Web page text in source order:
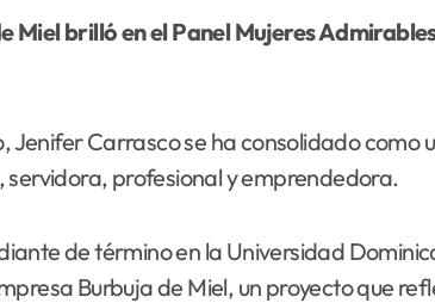
brilló en el Panel Mujeres
Jenifer Carrasco se ha consolidado
profesional y emprendedora.
de término en la Universidad
Burbuja de Miel, un proyecto que